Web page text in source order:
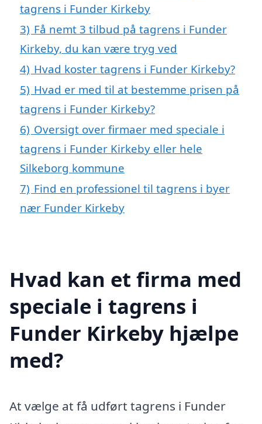
tagrens i Funder Kirkeby
3) Få nemt 3 tilbud på tagrens i Funder
Kirkeby, du kan være tryg ved
4) Hvad koster tagrens i Funder Kirkeby?
5) Hvad er med til at bestemme prisen på
tagrens i Funder Kirkeby?
6) Oversigt over firmaer med speciale i
tagrens i Funder Kirkeby eller hele
Silkeborg kommune
7) Find en professionel til tagrens i byer
nær Funder Kirkeby
Hvad kan et firma med
speciale i tagrens i
Funder Kirkeby hjælpe
med?
At vælge at få udført tagrens i Funder